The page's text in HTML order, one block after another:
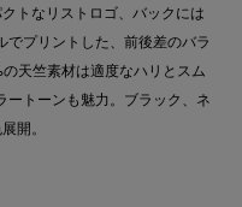
トなリストロゴ、バックには
プリントした、前後差のバラ
天竺素材は適度なハリとスム
ートーンも魅力。ブラック、ネ
開。